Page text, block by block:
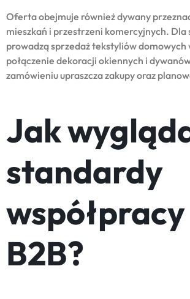
Oferta obejmuje również dywany
mieszkań i przestrzeni komercyjnych. Dla
prowadzą sprzedaż tekstyliów domowych
połączenie dekoracji okiennych i
zamówieniu upraszcza zakupy oraz
Jak
standardy
współpracy
B2B?